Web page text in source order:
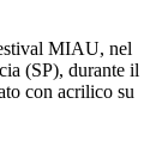
MIAU, nel
(SP), durante il
con acrilico su